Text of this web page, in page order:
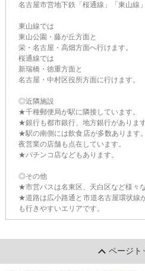
名古屋市営地下鉄「桜通線」「東山線
東山線では
東山公園・藤が丘方面と
栄・名古屋・高畑方面へ行けます。
桜通線では
新瑞橋・徳重方面と
名古屋・中村区役所方面に行けます。
◎近隣施設
★千種郵便局が駅に隣接しています。
★銀行も都市銀行、地方銀行があります
★駅の南側には飲食店が多数あります
夜営業の店舗も点在しています。
★パチンコ店などもあります。
◎その他
★市営バスは名東区、天白区など様々
★道路は広小路通と市道名古屋環状線
も行きやすいエリアです。
ページト